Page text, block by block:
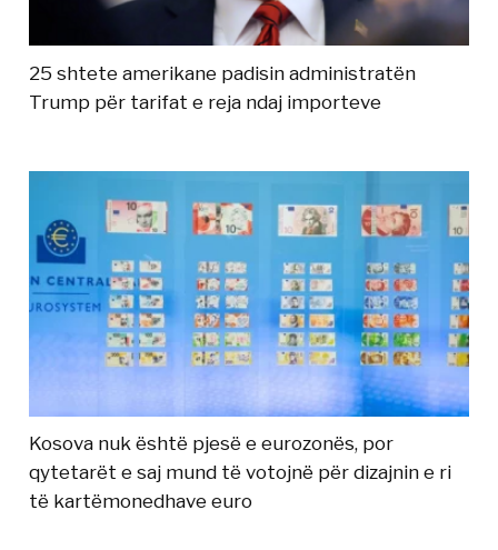
25 shtete amerikane padisin administratën
Trump për tarifat e reja ndaj importeve
Kosova nuk është pjesë e eurozonës, por
qytetarët e saj mund të votojnë për dizajnin e ri
të kartëmonedhave euro